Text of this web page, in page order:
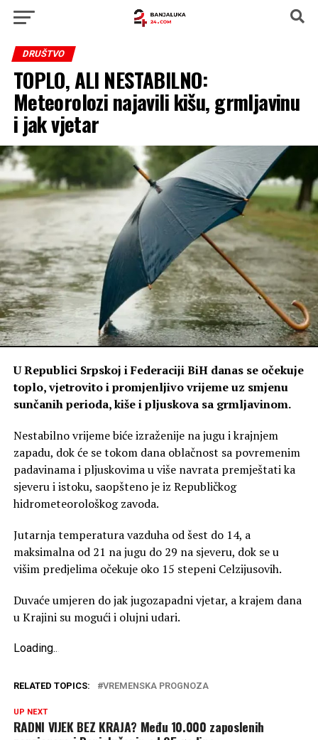
DRUŠTVO
TOPLO, ALI NESTABILNO:
Meteorolozi najavili kišu, grmljavinu
i jak vjetar
U Republici Srpskoj i Federaciji BiH danas se očekuje
toplo, vjetrovito i promjenljivo vrijeme uz smjenu
sunčanih perioda, kiše i pljuskova sa grmljavinom.
Nestabilno vrijeme biće izraženije na jugu i krajnjem
zapadu, dok će se tokom dana oblačnost sa povremenim
padavinama i pljuskovima u više navrata premještati ka
sjeveru i istoku, saopšteno je iz Republičkog
hidrometeorološkog zavoda.
Jutarnja temperatura vazduha od šest do 14, a
maksimalna od 21 na jugu do 29 na sjeveru, dok se u
višim predjelima očekuje oko 15 stepeni Celzijusovih.
Duvaće umjeren do jak jugozapadni vjetar, a krajem dana
u Krajini su mogući i olujni udari.
Loading...
RELATED TOPICS: VREMENSKA PROGNOZA
UP NEXT
RADNI VIJEK BEZ KRAJA? Među 10.000 zaposlenih